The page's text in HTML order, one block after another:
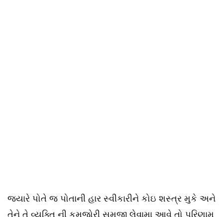
જ્યારે પોતે જ પોતાની હાર સ્વીકારીને કોઇ શસ્ત્ર મુકે અને
તેને તે વ્યક્તિ ની કમજોરી સમજી લેવામા આવે તો પરિણામ